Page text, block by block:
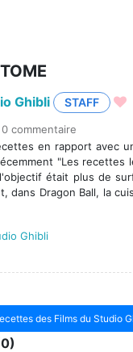
Ghibli
STAFF
0 commentaire
en rapport avec
"Les recettes
était plus de
dans Dragon Ball, la
Ghibli
des Films du Studio